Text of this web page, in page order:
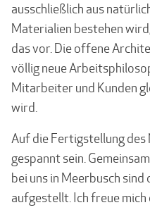
ausschließlich aus
Materialien bestehen
das vor. Die offene
völlig neue
Mitarbeiter und Kunden
wird.
Auf die Fertigstellung
gespannt sein.
bei uns in Meerbusch
aufgestellt. Ich freue mich